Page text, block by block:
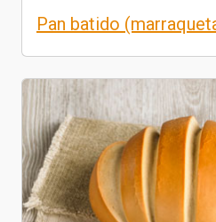
Pan batido